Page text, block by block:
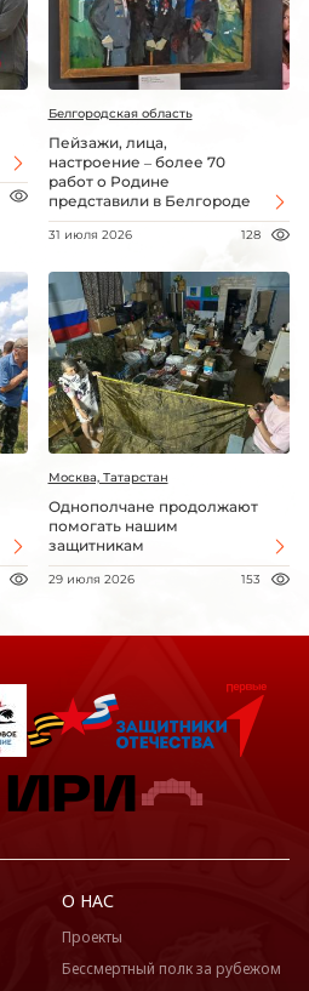
Белгородская область
Пейзажи, лица,
настроение – более 70
работ о Родине
представили в Белгороде
31 июля 2026 128
Москва, Татарстан
Однополчане продолжают
помогать нашим
защитникам
29 июля 2026 153
О НАС
Проекты
Бессмертный полк за рубежом